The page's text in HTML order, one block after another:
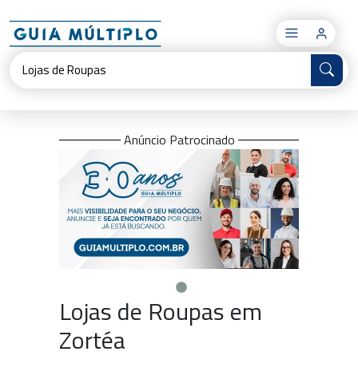
×
Anúncio Patrocinado
Lojas de Roupas em
Zortéa